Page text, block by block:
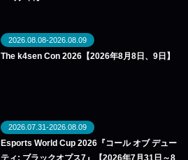
2026.08.08-2026.08.09
The k4sen Con 2026【2026年8月8日、9日】
2026.07.31-2026.08.09
Esports World Cup 2026『コール オブ デュー
ティ: ブラックオプス7』【2026年7月31日～8